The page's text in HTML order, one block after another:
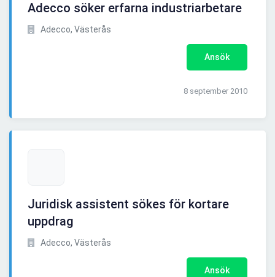
Adecco söker erfarna industriarbetare
Adecco, Västerås
Ansök
8 september 2010
Juridisk assistent sökes för kortare
uppdrag
Adecco, Västerås
Ansök